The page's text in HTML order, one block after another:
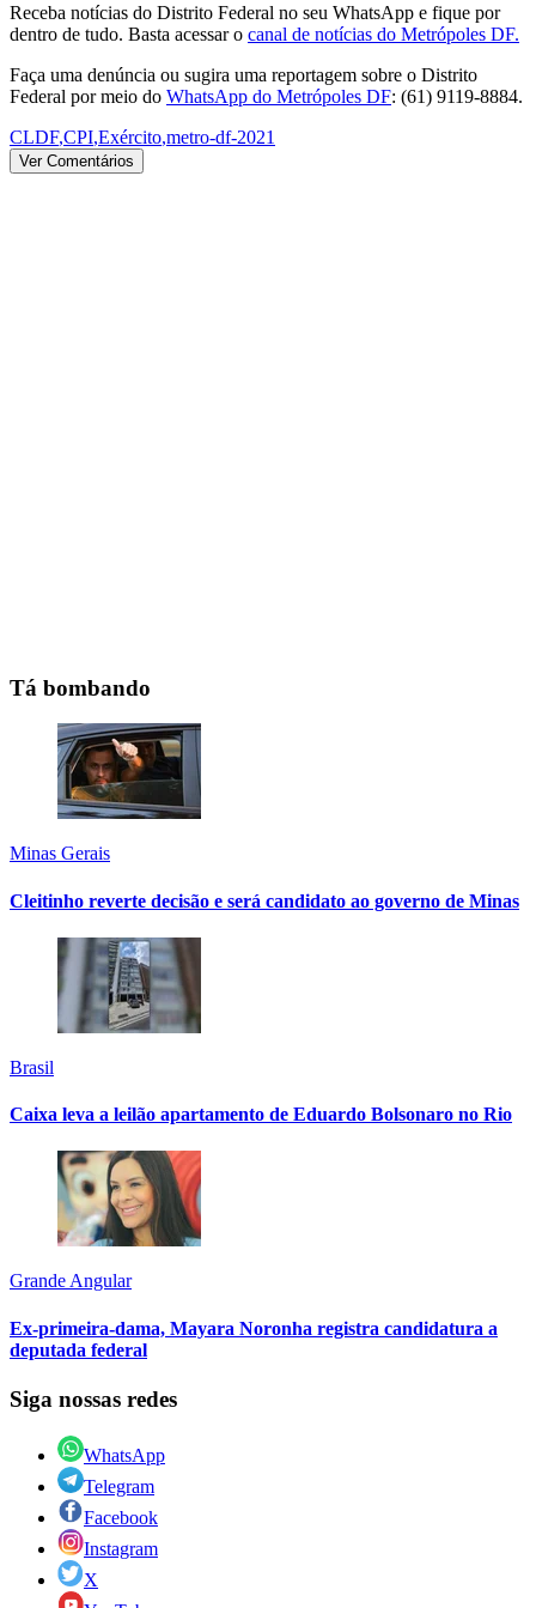
Receba notícias do Distrito Federal no seu WhatsApp e fique por
dentro de tudo. Basta acessar o canal de notícias do Metrópoles DF.
Faça uma denúncia ou sugira uma reportagem sobre o Distrito
Federal por meio do WhatsApp do Metrópoles DF: (61) 9119-8884.
CLDF,CPI,Exército,metro-df-2021
Ver Comentários
Tá bombando
Minas Gerais
Cleitinho reverte decisão e será candidato ao governo de Minas
Brasil
Caixa leva a leilão apartamento de Eduardo Bolsonaro no Rio
Grande Angular
Ex-primeira-dama, Mayara Noronha registra candidatura a
deputada federal
Siga nossas redes
WhatsApp
Telegram
Facebook
Instagram
X